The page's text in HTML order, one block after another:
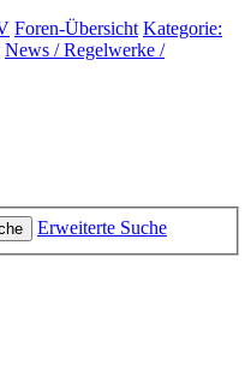
Foren-Übersicht Kategorie:
News / Regelwerke /
Erweiterte Suche